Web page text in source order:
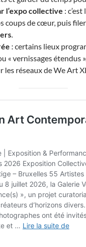
l’expo collective :
coups de cœur, puis
: certains lieux
« vernissages étendus
les réseaux de We Art